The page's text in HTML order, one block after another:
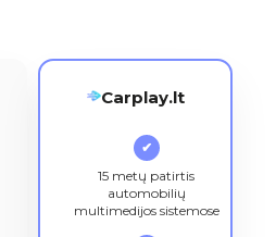
Carplay.lt
✔
15 metų patirtis
automobilių
multimedijos sistemose